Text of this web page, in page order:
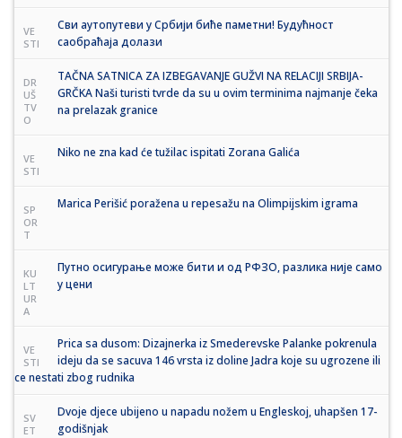
VE
STI
Сви аутопутеви у Србији биће паметни! Будућност
саобраћаја долази
DR
UŠ
TV
O
TAČNA SATNICA ZA IZBEGAVANJE GUŽVI NA RELACIJI SRBIJA-
GRČKA Naši turisti tvrde da su u ovim terminima najmanje čeka
na prelazak granice
VE
STI
Niko ne zna kad će tužilac ispitati Zorana Galića
SP
OR
T
Marica Perišić poražena u repesažu na Olimpijskim igrama
KU
LT
UR
A
Путно осигурање може бити и од РФЗО, разлика није само
у цени
VE
STI
Prica sa dusom: Dizajnerka iz Smederevske Palanke pokrenula
ideju da se sacuva 146 vrsta iz doline Jadra koje su ugrozene ili
ce nestati zbog rudnika
SV
ET
Dvoje djece ubijeno u napadu nožem u Engleskoj, uhapšen 17-
godišnjak